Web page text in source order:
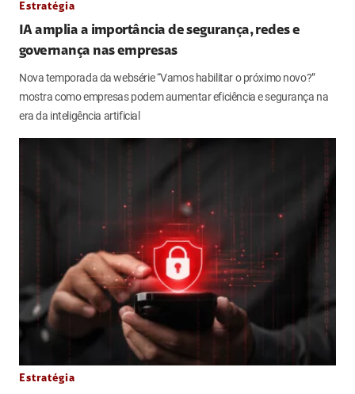
Estratégia
IA amplia a importância de segurança, redes e
governança nas empresas
Nova temporada da websérie “Vamos habilitar o próximo novo?”
mostra como empresas podem aumentar eficiência e segurança na
era da inteligência artificial
Estratégia